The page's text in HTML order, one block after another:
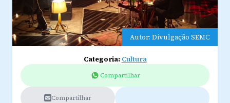
Autor: Divulgação SEMC
Categoria: Cultura
Compartilhar
Compartilhar